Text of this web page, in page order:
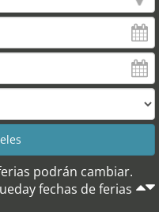
podrán cambiar.
fechas de ferias